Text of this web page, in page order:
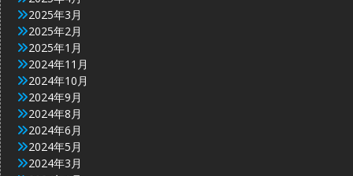
2025年3月
2025年2月
2025年1月
2024年11月
2024年10月
2024年9月
2024年8月
2024年6月
2024年5月
2024年3月